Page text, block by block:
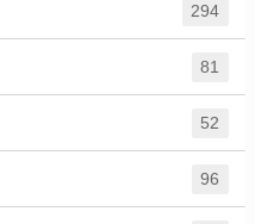
294
81
52
96